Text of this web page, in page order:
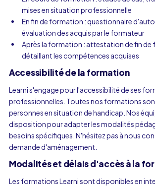
mises en situation professionnelle
En fin de formation : questionnaire
évaluation des acquis par le formateur
Après la formation : attestation de fin
détaillant les compétences acquises
Accessibilité de la formation
Learni s'engage pour l'accessibilité de ses
professionnelles. Toutes nos formations
personnes en situation de handicap. Nos
disposition pour adapter les modalités
besoins spécifiques. N'hésitez pas à nous
demande d'aménagement.
Modalités et délais d'accès à la
Les formations Learni sont disponibles en